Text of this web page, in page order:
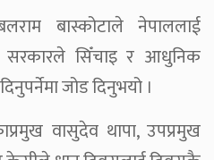
बास्कोटाले नेपाललाई
सरकारले सिँचाइ र आधुनिक
जोड दिनुभयो ।
वासुदेव थापा, उपप्रमुख